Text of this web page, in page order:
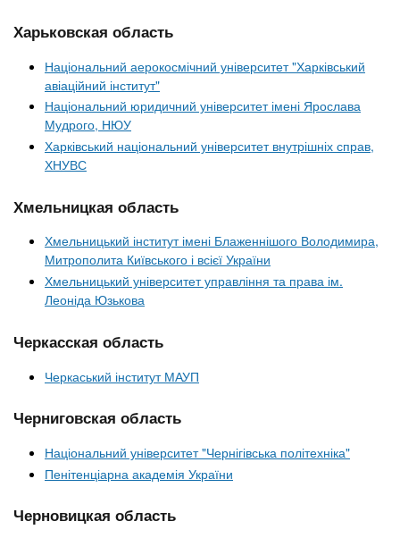
Харьковская область
Національний аерокосмічний університет "Харківський
авіаційний інститут"
Національний юридичний університет імені Ярослава
Мудрого, НЮУ
Харківський національний університет внутрішніх справ,
ХНУВС
Хмельницкая область
Хмельницький інститут імені Блаженнішого Володимира,
Митрополита Київського і всієї України
Хмельницький університет управління та права ім.
Леоніда Юзькова
Черкасская область
Черкаський інститут МАУП
Черниговская область
Національний університет "Чернігівська політехніка"
Пенітенціарна академія України
Черновицкая область